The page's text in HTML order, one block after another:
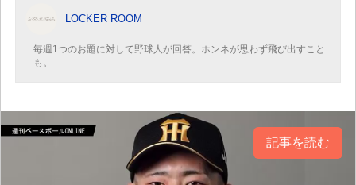
LOCKER ROOM
毎週1つのお題に対して野球人が回答。ホンネが思わず飛び出すこと
も。
記事を読む